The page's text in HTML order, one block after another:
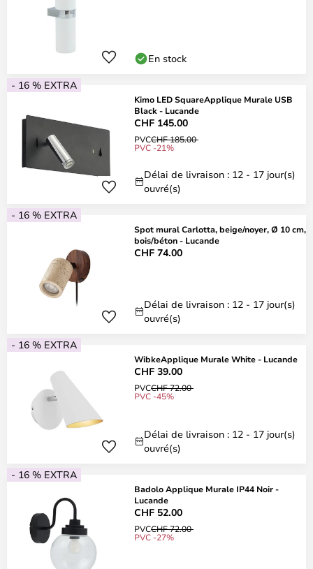
En stock
- 16 % EXTRA
Kimo LED SquareApplique Murale USB
Black - Lucande
CHF 145.00
PVCCHF 185.00
PVC -21%
Délai de livraison : 12 - 17 jour(s)
ouvré(s)
- 16 % EXTRA
Spot mural Carlotta, beige/noyer, Ø 10 cm,
bois/béton - Lucande
CHF 74.00
Délai de livraison : 12 - 17 jour(s)
ouvré(s)
- 16 % EXTRA
WibkeApplique Murale White - Lucande
CHF 39.00
PVCCHF 72.00
PVC -45%
Délai de livraison : 12 - 17 jour(s)
ouvré(s)
- 16 % EXTRA
Badolo Applique Murale IP44 Noir -
Lucande
CHF 52.00
PVCCHF 72.00
PVC -27%